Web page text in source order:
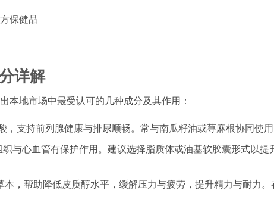
保健品
详解
本地市场中最受认可的几种成分及其作用：
，支持前列腺健康与排尿顺畅。常与南瓜籽油或荨麻根协同使用
与心血管有保护作用。建议选择脂质体或油基软胶囊形式以提
本，帮助降低皮质醇水平，缓解压力与疲劳，提升精力与耐力。